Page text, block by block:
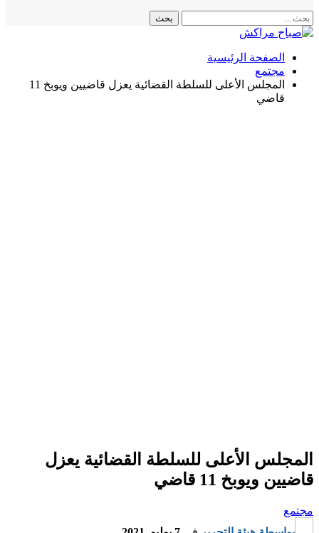
الصفحة الرئيسية
مجتمع
المجلس الأعلى للسلطة القضائية يعزل قاضيين ويوبخ 11
قاضي
المجلس الأعلى للسلطة القضائية يعزل
قاضيين ويوبخ 11 قاضي
مجتمع